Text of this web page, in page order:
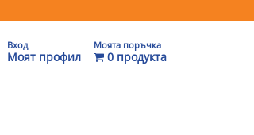
Вход
Моят профил
Моята поръчка
0 продукта